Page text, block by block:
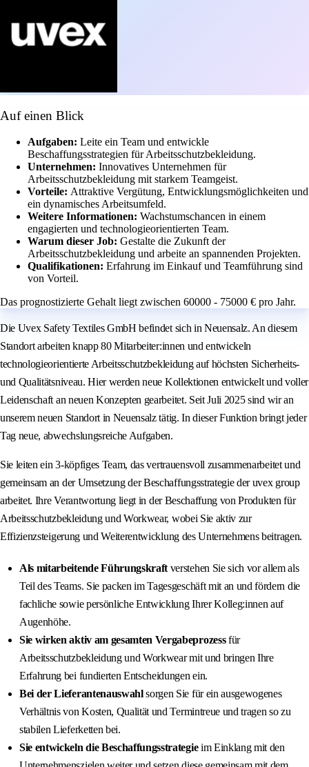
Auf einen Blick
Aufgaben: Leite ein Team und entwickle
Beschaffungsstrategien für Arbeitsschutzbekleidung.
Unternehmen: Innovatives Unternehmen für
Arbeitsschutzbekleidung mit starkem Teamgeist.
Vorteile: Attraktive Vergütung, Entwicklungsmöglichkeiten und
ein dynamisches Arbeitsumfeld.
Weitere Informationen: Wachstumschancen in einem
engagierten und technologieorientierten Team.
Warum dieser Job: Gestalte die Zukunft der
Arbeitsschutzbekleidung und arbeite an spannenden Projekten.
Qualifikationen: Erfahrung im Einkauf und Teamführung sind
von Vorteil.
Das prognostizierte Gehalt liegt zwischen 60000 - 75000 € pro Jahr.
Die Uvex Safety Textiles GmbH befindet sich in Neuensalz. An diesem
Standort arbeiten knapp 80 Mitarbeiter:innen und entwickeln
technologieorientierte Arbeitsschutzbekleidung auf höchsten Sicherheits-
und Qualitätsniveau. Hier werden neue Kollektionen entwickelt und voller
Leidenschaft an neuen Konzepten gearbeitet. Seit Juli 2025 sind wir an
unserem neuen Standort in Neuensalz tätig. In dieser Funktion bringt jeder
Tag neue, abwechslungsreiche Aufgaben.
Sie leiten ein 3-köpfiges Team, das vertrauensvoll zusammenarbeitet und
gemeinsam an der Umsetzung der Beschaffungsstrategie der uvex group
arbeitet. Ihre Verantwortung liegt in der Beschaffung von Produkten für
Arbeitsschutzbekleidung und Workwear, wobei Sie aktiv zur
Effizienzsteigerung und Weiterentwicklung des Unternehmens beitragen.
Als mitarbeitende Führungskraft verstehen Sie sich vor allem als
Teil des Teams. Sie packen im Tagesgeschäft mit an und fördern die
fachliche sowie persönliche Entwicklung Ihrer Kolleg:innen auf
Augenhöhe.
Sie wirken aktiv am gesamten Vergabeprozessfür
Arbeitsschutzbekleidung und Workwear mit und bringen Ihre
Erfahrung bei fundierten Entscheidungen ein.
Bei der Lieferantenauswahlsorgen Sie für ein ausgewogenes
Verhältnis von Kosten, Qualität und Termintreue und tragen so zu
stabilen Lieferketten bei.
Sie entwickeln die Beschaffungsstrategieim Einklang mit den